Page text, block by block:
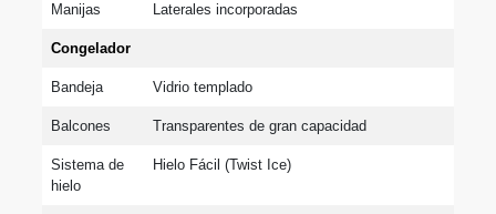
Manijas Laterales incorporadas
Congelador
Bandeja Vidrio templado
Balcones Transparentes de gran capacidad
Sistema de
hielo
Hielo Fácil (Twist Ice)